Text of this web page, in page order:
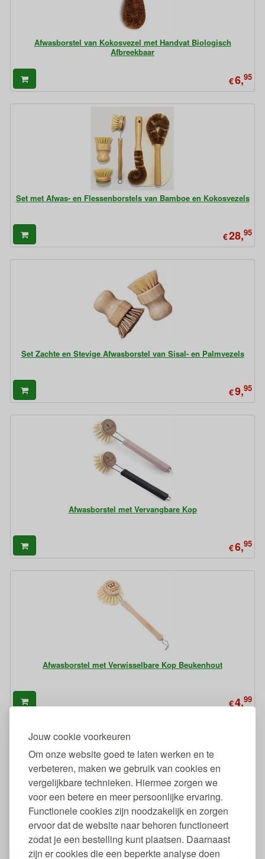
Jouw cookie voorkeuren
Om onze website goed te laten werken en te
verbeteren, maken we gebruik van cookies en
vergelijkbare technieken. Hiermee zorgen we
voor een betere en meer persoonlijke ervaring.
Functionele cookies zijn noodzakelijk en zorgen
ervoor dat de website naar behoren functioneert
zodat je een bestelling kunt plaatsen. Daarnaast
zijn er cookies die een beperkte analyse doen
Afwasborstel van Kokosvezel met Handvat Biologisch
Afbreekbaar
€6,95
Set met Afwas- en Flessenborstels van Bamboe en Kokosvezels
€28,95
Set Zachte en Stevige Afwasborstel van Sisal- en Palmvezels
€9,95
Afwasborstel met Vervangbare Kop
€6,95
Afwasborstel met Verwisselbare Kop Beukenhout
€4,99
Eén Vervangkop Afwasborstel Redecker